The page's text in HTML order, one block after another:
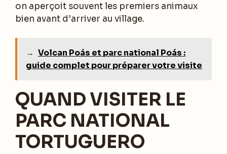
on aperçoit souvent les premiers animaux
bien avant d’arriver au village.
→ Volcan Poás et parc national Poás :
guide complet pour préparer votre visite
QUAND VISITER LE
PARC NATIONAL
TORTUGUERO